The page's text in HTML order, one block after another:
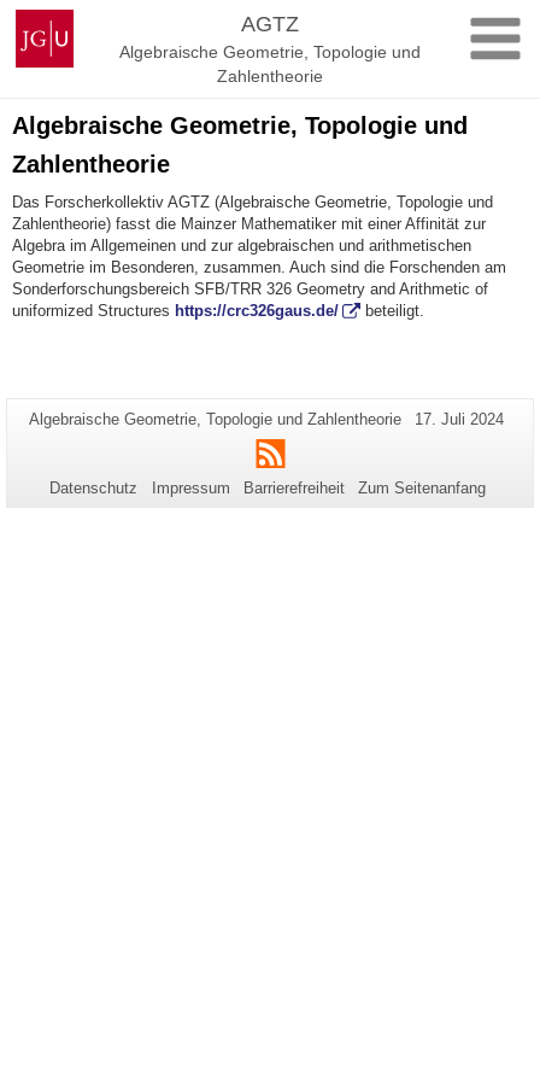
Zum
Inhalt
springen
Johannes
Gutenberg-
Universität
AGTZ
Algebraische Geometrie, Topologie und
Zahlentheorie
Algebraische Geometrie, Topologie und
Zahlentheorie
Das Forscherkollektiv AGTZ (Algebraische Geometrie, Topologie und
Zahlentheorie) fasst die Mainzer Mathematiker mit einer Affinität zur
Algebra im Allgemeinen und zur algebraischen und arithmetischen
Geometrie im Besonderen, zusammen. Auch sind die Forschenden am
Sonderforschungsbereich SFB/TRR 326 Geometry and Arithmetic of
uniformized Structures https://crc326gaus.de/ beteiligt.
Zusätzliche
Informationen
zu
dieser
Seiten-
Algebraische Geometrie, Topologie und Zahlentheorie
Letzte
17. Juli 2024
RSS
Datenschutz Impressum Barrierefreiheit Zum Seitenanfang